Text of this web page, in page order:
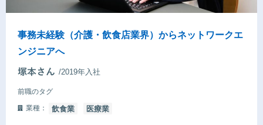
事務未経験（介護・飲食店業界）からネットワークエ
ンジニアへ
/2019年入社
前職のタグ
業種：
飲食業 医療業